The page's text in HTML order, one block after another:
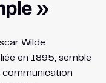
»
Wilde
en 1895, semble
communication